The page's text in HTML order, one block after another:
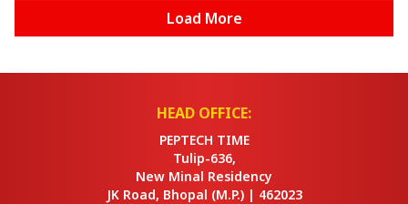
Load More
HEAD OFFICE:
PEPTECH TIME
Tulip-636,
New Minal Residency
JK Road, Bhopal (M.P.) | 462023